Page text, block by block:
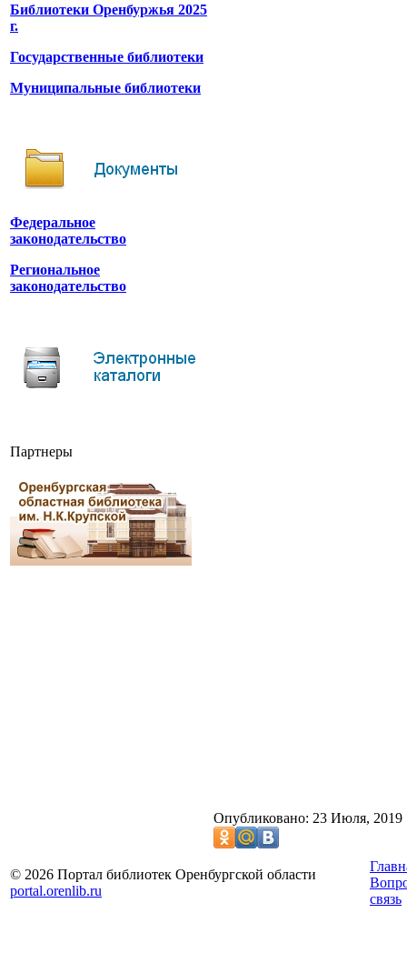
Библиотеки Оренбуржья 2025
г.
Государственные библиотеки
Муниципальные библиотеки
Федеральное
законодательство
Региональное
законодательство
Партнеры
Опубликовано: 23 Июля,
© 2026 Портал библиотек Оренбургской области
portal.orenlib.ru
связь